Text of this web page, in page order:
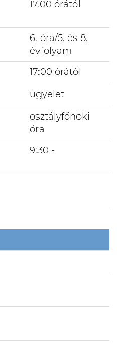
17.00 órától
6. óra/5. és 8.
évfolyam
17:00 órától
ügyelet
osztályfőnöki
óra
9:30 -